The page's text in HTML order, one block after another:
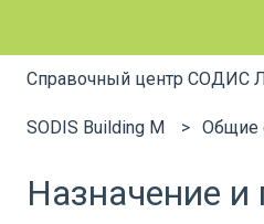
Справочный центр СОДИС
SODIS Building M Общие
Назначение и